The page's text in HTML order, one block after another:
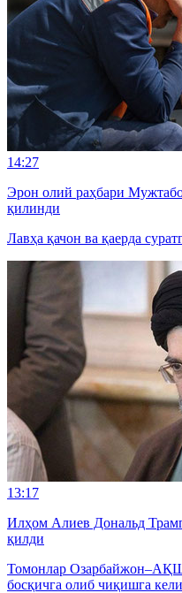
14:27
Эрон олий раҳбари
қилинди
Лавҳа қачон ва қаерда
13:17
Илҳом Алиев Дональд
қилди
Томонлар
босқичга олиб чиқишга